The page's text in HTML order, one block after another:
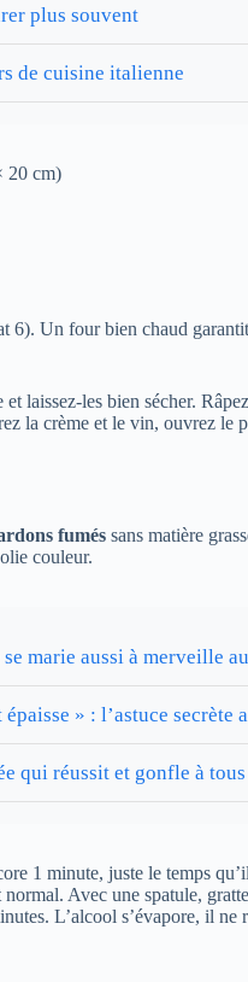
plus souvent
de cuisine italienne
20 cm)
6). Un four bien chaud
laissez-les bien sécher.
la crème et le vin, ouvrez le
fumés sans matière
couleur.
marie aussi à merveille
» : l’astuce secrète
qui réussit et gonfle à
1 minute, juste le temps
normal. Avec une spatule,
L’alcool s’évapore, il ne